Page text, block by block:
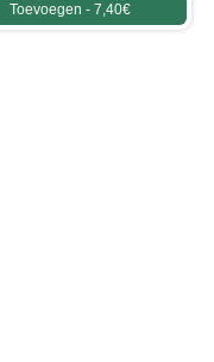
Toevoegen - 7,40€